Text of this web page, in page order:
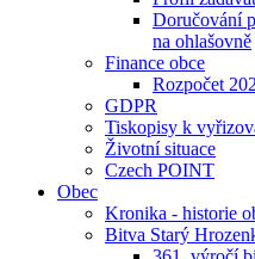
Doručování
na ohlašovně
Finance obce
Rozpočet
GDPR
Tiskopisy k
Životní situace
Czech POINT
Obec
Kronika - historie
Bitva Starý